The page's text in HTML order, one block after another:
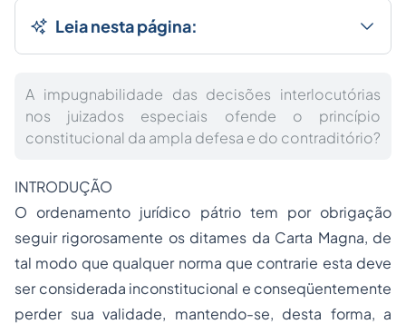
Leia nesta página:
A impugnabilidade das decisões interlocutórias
nos juizados especiais ofende o princípio
constitucional da ampla defesa e do contraditório?
INTRODUÇÃO
O ordenamento jurídico pátrio tem por obrigação
seguir rigorosamente os ditames da Carta Magna, de
tal modo que qualquer norma que contrarie esta deve
ser considerada inconstitucional e conseqüentemente
perder sua validade, mantendo-se, desta forma, a